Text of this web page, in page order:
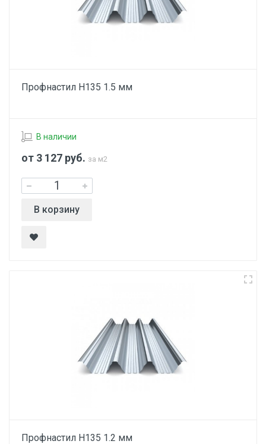
Профнастил Н135 1.5 мм
В наличии
от 3 127 руб. за м2
В корзину
Профнастил Н135 1.2 мм